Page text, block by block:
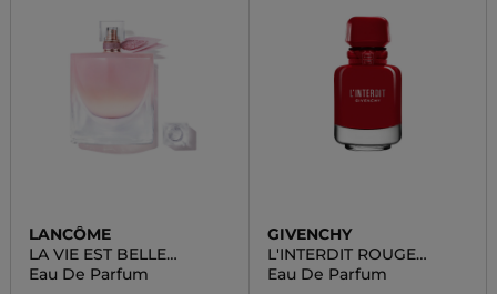
LANCÔME
LA VIE EST BELLE
VANILLE NUDE
Eau De Parfum
GIVENCHY
L'INTERDIT ROUGE
ULTIME
Eau De Parfum